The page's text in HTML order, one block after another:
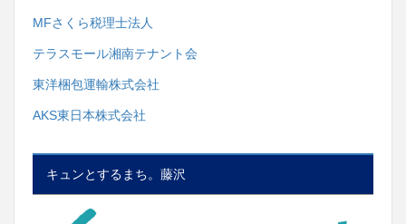
MFさくら税理士法人
テラスモール湘南テナント会
東洋梱包運輸株式会社
AKS東日本株式会社
キュンとするまち。藤沢